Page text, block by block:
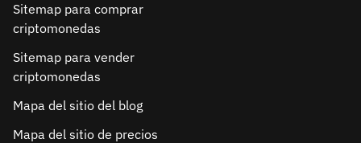
Sitemap para comprar
criptomonedas
Sitemap para vender
criptomonedas
Mapa del sitio del blog
Mapa del sitio de precios